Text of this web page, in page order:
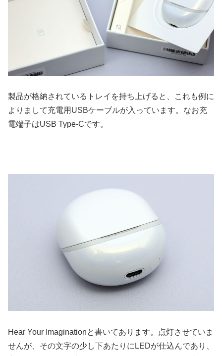
製品が格納されているトレイを持ち上げると、これも例に
よりまして充電用USBケーブルが入っています。なお充
電端子はUSB Type-Cです。
Hear Your Imaginationと書いてあります。点灯させていま
せんが、その文字の少し下あたりにLEDが仕込んであり、